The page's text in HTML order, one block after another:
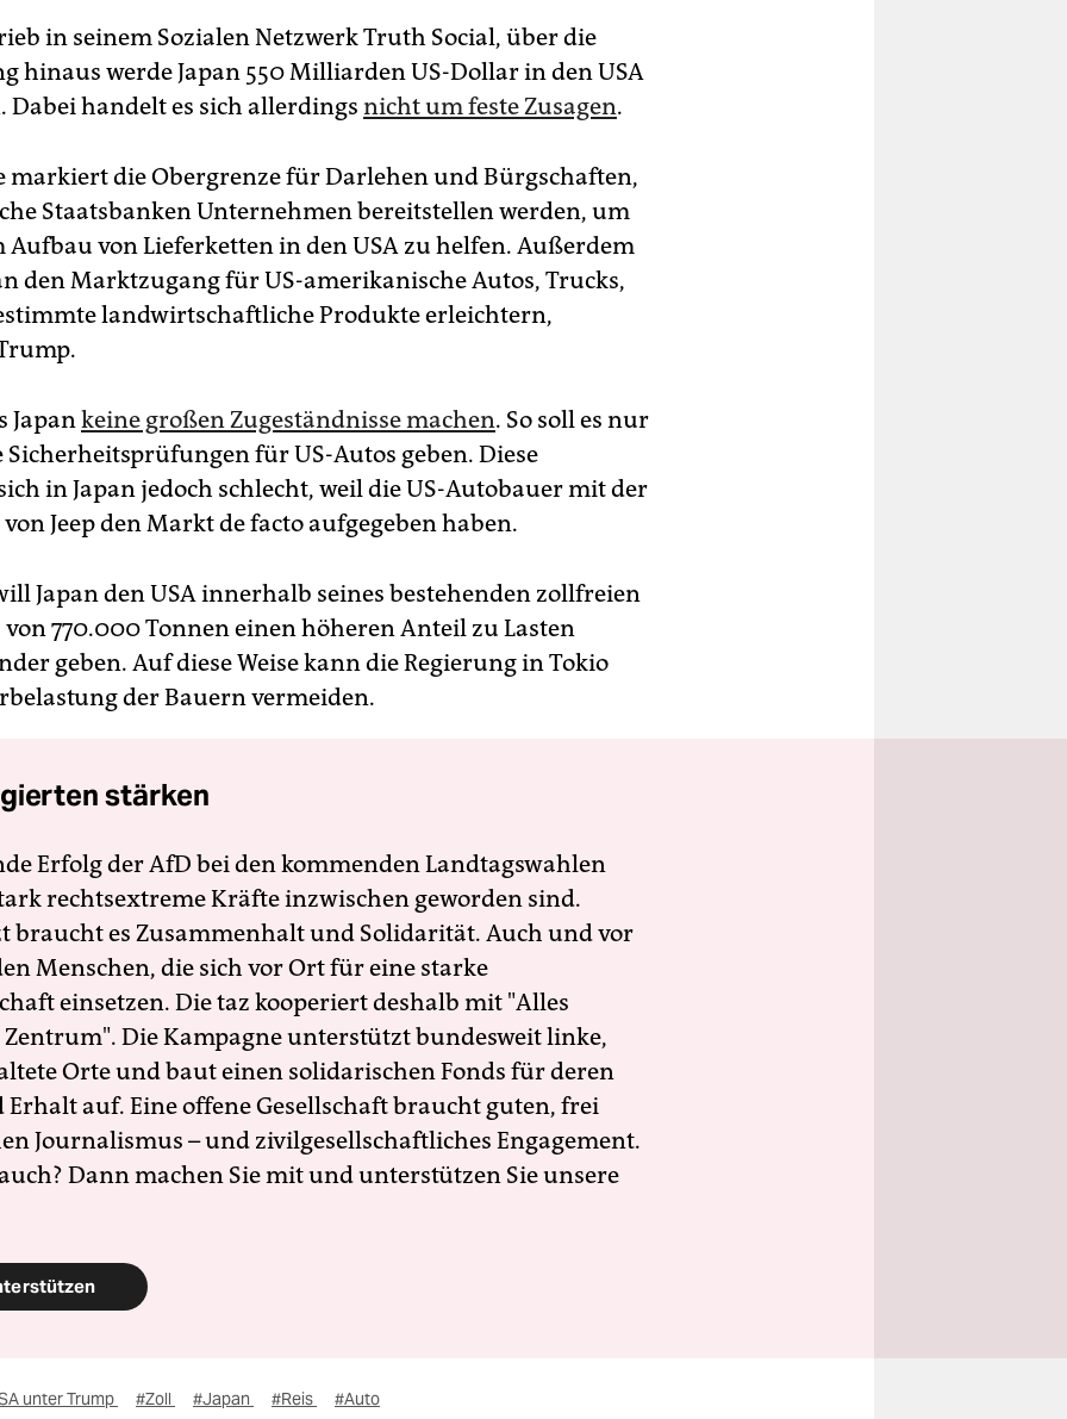
in seinem Sozialen Netzwerk Truth Social, über die
hinaus werde Japan 550 Milliarden US-Dollar in den USA
Dabei handelt es sich allerdings nicht um feste Zusagen.
markiert die Obergrenze für Darlehen und Bürgschaften,
Staatsbanken Unternehmen bereitstellen werden, um
von Lieferketten in den USA zu helfen. Außerdem
den Marktzugang für US-amerikanische Autos, Trucks,
landwirtschaftliche Produkte erleichtern,
Japankeine großen Zugeständnisse machen. So soll es nur
Sicherheitsprüfungen für US-Autos geben. Diese
in Japan jedoch schlecht, weil die US-Autobauer mit der
Jeep den Markt de facto aufgegeben haben.
Japan den USA innerhalb seines bestehenden zollfreien
770.000 Tonnen einen höheren Anteil zu Lasten
geben. Auf diese Weise kann die Regierung in Tokio
der Bauern vermeiden.
stärken
Erfolg der AfD bei den kommenden Landtagswahlen
rechtsextreme Kräfte inzwischen geworden sind.
braucht es Zusammenhalt und Solidarität. Auch und vor
Menschen, die sich vor Ort für eine starke
einsetzen. Die taz kooperiert deshalb mit "Alles
Die Kampagne unterstützt bundesweit linke,
Orte und baut einen solidarischen Fonds für deren
Erhalt auf. Eine offene Gesellschaft braucht guten, frei
Journalismus – und zivilgesellschaftliches Engagement.
Dann machen Sie mit und unterstützen Sie unsere
unter Trump #Zoll #Japan #Reis #Auto